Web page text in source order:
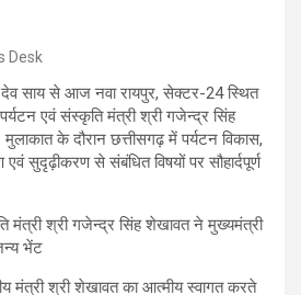
Desk
देव साय से आज नवा रायपुर, सेक्टर-24 स्थित
एवं संस्कृति मंत्री श्री गजेन्द्र सिंह
के दौरान छत्तीसगढ़ में पर्यटन विकास,
सुदृढ़ीकरण से संबंधित विषयों पर सौहार्दपूर्ण
मंत्री श्री शेखावत का आत्मीय स्वागत करते